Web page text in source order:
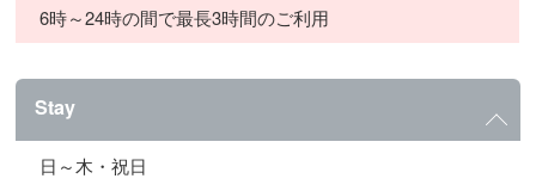
6時～24時の間で最長3時間のご利用
Stay
日～木・祝日